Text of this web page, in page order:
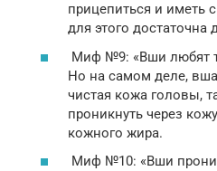
прицепиться и иметь
для этого
Миф №9: «Вши любят
Но на самом деле,
чистая кожа головы,
проникнуть через
кожного жира.
Миф №10: «Вши